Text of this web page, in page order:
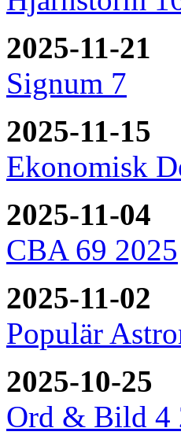
2025-11-21
Signum 7
2025-11-15
Ekonomisk
2025-11-04
CBA 69 2025
2025-11-02
Populär
2025-10-25
Ord & Bild 4